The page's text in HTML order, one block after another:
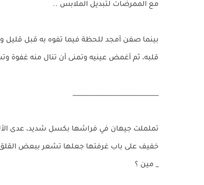
مع الممرضات لتبديل الملابس ..
بينما صفن أمجد للحظة فيما تفوه به قبل قليل
قلبه، ثم أغمض عينيه وتمنى أن تنال منه غفوة
_____________________________
تململت جيهان في فراشها بكسل شديد، عدى
خفيف على باب غرفتها جعلها تشعر ببعض القلق
_ مين ؟